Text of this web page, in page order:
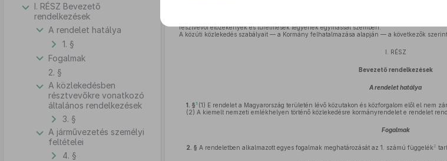
I. RÉSZ Bevezető
rendelkezések
A rendelet hatálya
1. §
Fogalmak
2. §
A közlekedésben
résztvevőkre vonatkozó
általános rendelkezések
3. §
A járművezetés személyi
feltételei
4. §
résztvevői előzékenyek és türelmesek legyenek egymással szemben.
A közúti közlekedés szabályait — a Kormány felhatalmazása alapján — a következők
I. RÉSZ
Bevezető rendelkezések
A rendelet hatálya
1. § 1 (1) E rendelet a Magyarország területén lévő közutakon és közforgalom elől el nem
(2) A kiemelt nemzeti emlékhelyen történő közlekedésre kormányrendelet e rendelet
Fogalmak
2. § A rendeletben alkalmazott egyes fogalmak meghatározását az 1. számú függelék 2